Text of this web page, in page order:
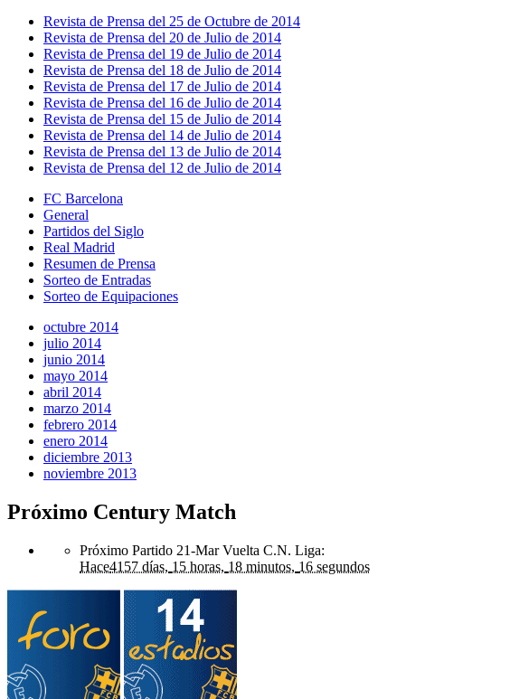
Revista de Prensa del 25 de Octubre de 2014
Revista de Prensa del 20 de Julio de 2014
Revista de Prensa del 19 de Julio de 2014
Revista de Prensa del 18 de Julio de 2014
Revista de Prensa del 17 de Julio de 2014
Revista de Prensa del 16 de Julio de 2014
Revista de Prensa del 15 de Julio de 2014
Revista de Prensa del 14 de Julio de 2014
Revista de Prensa del 13 de Julio de 2014
Revista de Prensa del 12 de Julio de 2014
FC Barcelona
General
Partidos del Siglo
Real Madrid
Resumen de Prensa
Sorteo de Entradas
Sorteo de Equipaciones
octubre 2014
julio 2014
junio 2014
mayo 2014
abril 2014
marzo 2014
febrero 2014
enero 2014
diciembre 2013
noviembre 2013
Próximo Century Match
Próximo Partido 21-Mar Vuelta C.N. Liga:
Hace4157 días, 15 horas, 18 minutos, 16 segundos